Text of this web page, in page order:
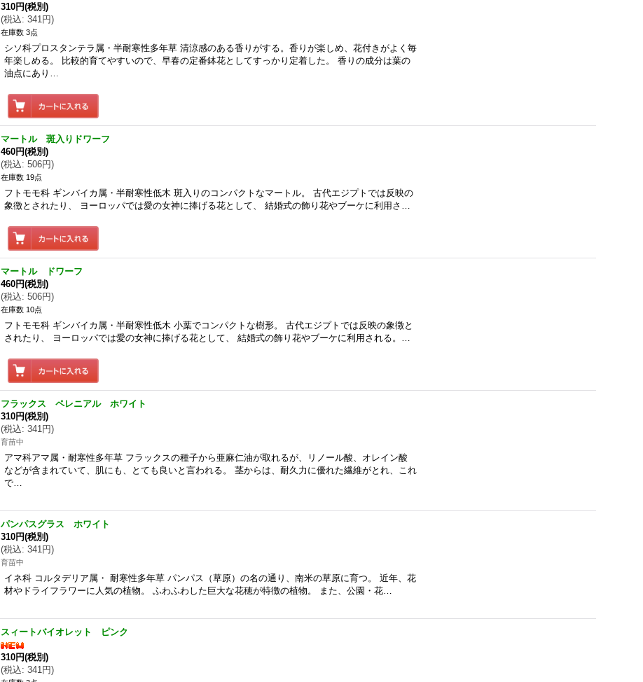
310円(税別)
(税込: 341円)
在庫数 3点
シソ科プロスタンテラ属・半耐寒性多年草 清涼感のある香りがする。香りが楽しめ、花付きがよく毎
年楽しめる。 比較的育てやすいので、早春の定番鉢花としてすっかり定着した。 香りの成分は葉の
油点にあり…
マートル 斑入りドワーフ
460円(税別)
(税込: 506円)
在庫数 19点
フトモモ科 ギンバイカ属・半耐寒性低木 斑入りのコンパクトなマートル。 古代エジプトでは反映の
象徴とされたり、 ヨーロッパでは愛の女神に捧げる花として、 結婚式の飾り花やブーケに利用さ…
マートル ドワーフ
460円(税別)
(税込: 506円)
在庫数 10点
フトモモ科 ギンバイカ属・半耐寒性低木 小葉でコンパクトな樹形。 古代エジプトでは反映の象徴と
されたり、 ヨーロッパでは愛の女神に捧げる花として、 結婚式の飾り花やブーケに利用される。…
フラックス ペレニアル ホワイト
310円(税別)
(税込: 341円)
育苗中
アマ科アマ属・耐寒性多年草 フラックスの種子から亜麻仁油が取れるが、リノール酸、オレイン酸
などが含まれていて、肌にも、とても良いと言われる。 茎からは、耐久力に優れた繊維がとれ、これ
で…
パンパスグラス ホワイト
310円(税別)
(税込: 341円)
育苗中
イネ科 コルタデリア属・ 耐寒性多年草 パンパス（草原）の名の通り、南米の草原に育つ。 近年、花
材やドライフラワーに人気の植物。 ふわふわした巨大な花穂が特徴の植物。 また、公園・花…
スィートバイオレット ピンク
310円(税別)
(税込: 341円)